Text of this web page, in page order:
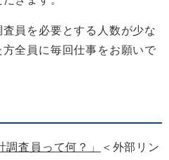
員を必要とする人数が少な
全員に毎回仕事をお願いで
査員って何？」​
＜外部リン